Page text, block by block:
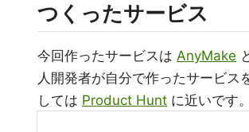
つくったサービス
今回作ったサービスは AnyMake
人開発者が自分で作ったサービス
しては Product Hunt に近いです。